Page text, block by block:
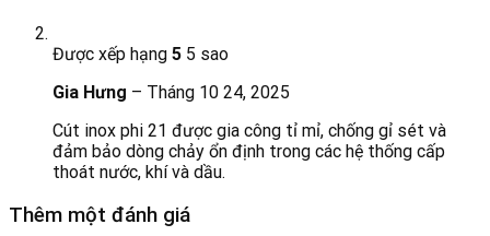
Được xếp hạng 5 5 sao
Gia Hưng – Tháng 10 24, 2025
Cút inox phi 21 được gia công tỉ mỉ, chống gỉ sét và
đảm bảo dòng chảy ổn định trong các hệ thống cấp
thoát nước, khí và dầu.
Thêm một đánh giá